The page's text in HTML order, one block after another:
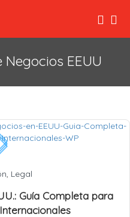
Negocios EEUU
, Legal
Guía Completa para